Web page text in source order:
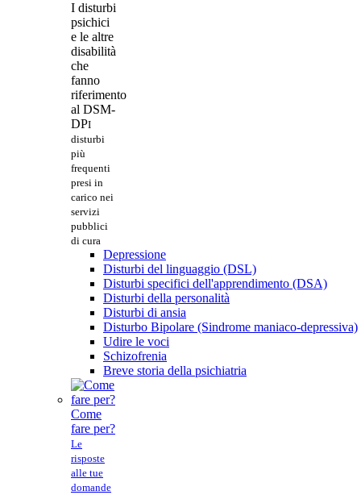
I disturbi
psichici
e le altre
disabilità
che
fanno
riferimento
al DSM-
DPI
disturbi
più
frequenti
presi in
carico nei
servizi
pubblici
di cura
Depressione
Disturbi del linguaggio (DSL)
Disturbi specifici dell'apprendimento (DSA)
Disturbi della personalità
Disturbi di ansia
Disturbo Bipolare (Sindrome maniaco-depressiva)
Udire le voci
Schizofrenia
Breve storia della psichiatria
Come
fare per?
Le
risposte
alle tue
domande